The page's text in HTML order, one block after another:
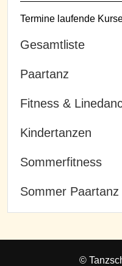
Termine laufende
Gesamtliste
Paartanz
Fitness &
Kindertanzen
Sommerfitness
Sommer Paartanz
©